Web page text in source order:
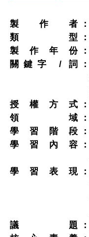
製作者
類型
製作年份
關鍵字 / 詞
授權方式
領域
學習階段
學習內容
學習表現
議題